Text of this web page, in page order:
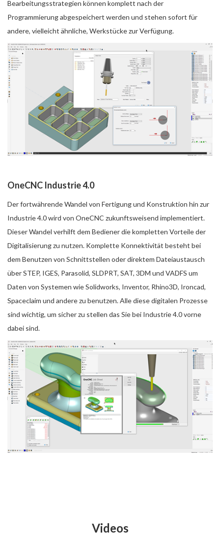
Bearbeitungsstrategien können komplett nach der
Programmierung abgespeichert werden und stehen sofort für
andere, vielleicht ähnliche, Werkstücke zur Verfügung.
OneCNC Industrie 4.0
Der fortwährende Wandel von Fertigung und Konstruktion hin zur
Industrie 4.0 wird von OneCNC zukunftsweisend implementiert.
Dieser Wandel verhilft dem Bediener die kompletten Vorteile der
Digitalisierung zu nutzen. Komplette Konnektivität besteht bei
dem Benutzen von Schnittstellen oder direktem Dateiaustausch
über STEP, IGES, Parasolid, SLDPRT, SAT, 3DM und VADFS um
Daten von Systemen wie Solidworks, Inventor, Rhino3D, Ironcad,
Spaceclaim und andere zu benutzen. Alle diese digitalen Prozesse
sind wichtig, um sicher zu stellen das Sie bei Industrie 4.0 vorne
dabei sind.
Videos